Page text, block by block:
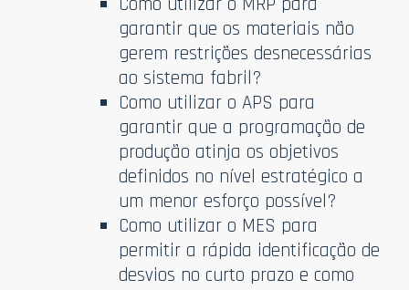
garantir que os materiais não
gerem restrições desnecessárias
ao sistema fabril?
Como utilizar o APS para
garantir que a programação de
produção atinja os objetivos
definidos no nível estratégico a
um menor esforço possível?
Como utilizar o MES para
permitir a rápida identificação de
desvios no curto prazo e como